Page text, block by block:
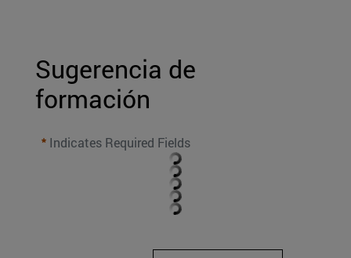
Sugerencia de
formación
Indicates Required Fields